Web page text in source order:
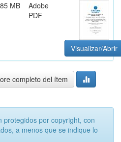
MB
Adobe
PDF
Visualizar/Abrir
completo del ítem
protegidos por copyright, con
a menos que se indique lo